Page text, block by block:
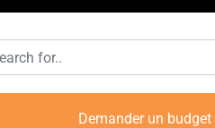
Demander un budget